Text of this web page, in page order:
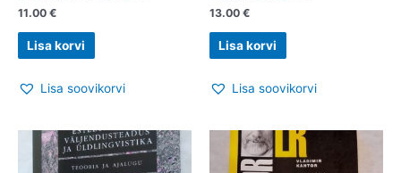
11.00 €
Lisa korvi
Lisa soovikorvi
13.00 €
Lisa korvi
Lisa soovikorvi